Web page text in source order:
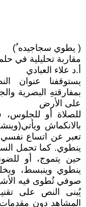
( يطوي سجاجيده ُ)
مقاربة تحليلية في
أ.د علاء العبادي
يستوقفنا عنوان
بمفارقتهِ البصرية
على الأرض
للصلاة أو
بالانكماش
تعبر عن اتساع
ينطوي. كما تحمل
حين يتموج، أو
ينطوي وينبسط،
صوفي تُطوى فيه
يُبنى النص على
المشاهد دون